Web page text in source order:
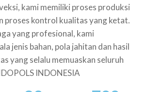
kami memiliki proses produksi
proses kontrol kualitas yang ketat.
yang profesional, kami
jenis bahan, pola jahitan dan hasil
yang selalu memuaskan seluruh
INDONESIA